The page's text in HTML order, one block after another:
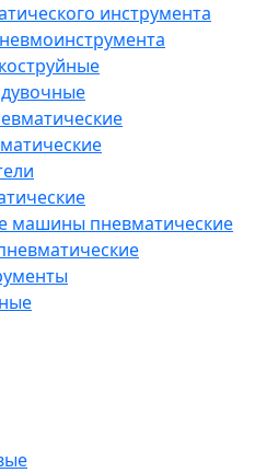
инструмента
машины пневматические